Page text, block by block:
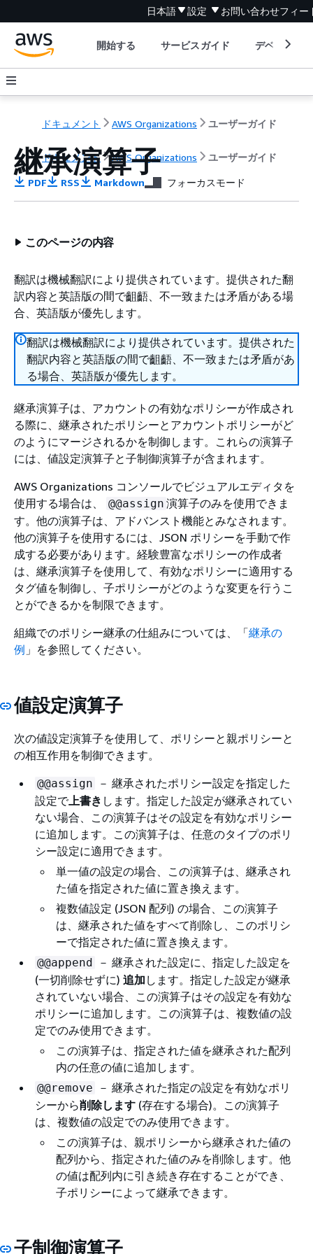
日本語 設定 お問い合わせフィー
開始する サービスガイド デベロッパ
ドキュメント AWS Organizations ユーザーガイド
ドキュメント AWS Organizations ユーザーガイド
継承演算子
PDF RSS Markdown フォーカスモード
このページの内容
翻訳は機械翻訳により提供されています。提供された翻
訳内容と英語版の間で齟齬、不一致または矛盾がある場
合、英語版が優先します。
翻訳は機械翻訳により提供されています。提供された
翻訳内容と英語版の間で齟齬、不一致または矛盾があ
る場合、英語版が優先します。
継承演算子は、アカウントの有効なポリシーが作成され
る際に、継承されたポリシーとアカウントポリシーがど
のようにマージされるかを制御します。これらの演算子
には、値設定演算子と子制御演算子が含まれます。
AWS Organizations コンソールでビジュアルエディタを
使用する場合は、
@@assign 演算子のみを使用できま
す。他の演算子は、アドバンスト機能とみなされます。
他の演算子を使用するには、JSON ポリシーを手動で作
成する必要があります。経験豊富なポリシーの作成者
は、継承演算子を使用して、有効なポリシーに適用する
タグ値を制御し、子ポリシーがどのような変更を行うこ
とができるかを制限できます。
組織でのポリシー継承の仕組みについては、「継承の
例 」を参照してください。
値設定演算子
次の値設定演算子を使用して、ポリシーと親ポリシーと
の相互作用を制御できます。
@@assign
－ 継承されたポリシー設定を指定した
設定で上書き します。指定した設定が継承されてい
ない場合、この演算子はその設定を有効なポリシー
に追加します。この演算子は、任意のタイプのポリ
シー設定に適用できます。
単一値の設定の場合、この演算子は、継承され
た値を指定された値に置き換えます。
複数値設定 (JSON 配列) の場合、この演算子
は、継承された値をすべて削除し、このポリシ
ーで指定された値に置き換えます。
@@append
－ 継承された設定に、指定した設定を
(一切削除せずに) 追加 します。指定した設定が継承
されていない場合、この演算子はその設定を有効な
ポリシーに追加します。この演算子は、複数値の設
定でのみ使用できます。
この演算子は、指定された値を継承された配列
内の任意の値に追加します。
@@remove
－ 継承された指定の設定を有効なポリ
シーから削除します (存在する場合)。この演算子
は、複数値の設定でのみ使用できます。
この演算子は、親ポリシーから継承された値の
配列から、指定された値のみを削除します。他
の値は配列内に引き続き存在することができ、
子ポリシーによって継承できます。
子制御演算子